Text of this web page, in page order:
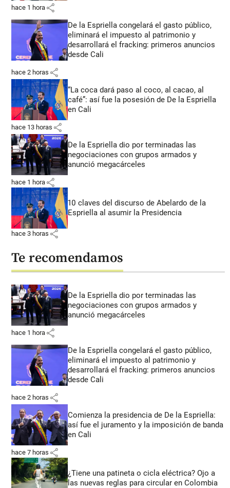
hace 1 hora share
De la Espriella congelará el gasto público,
eliminará el impuesto al patrimonio y
desarrollará el fracking: primeros anuncios
desde Cali
hace 2 horas share
“La coca dará paso al coco, al cacao, al
café”: así fue la posesión de De la Espriella
en Cali
hace 13 horas share
De la Espriella dio por terminadas las
negociaciones con grupos armados y
anunció megacárceles
hace 1 hora share
10 claves del discurso de Abelardo de la
Espriella al asumir la Presidencia
hace 3 horas share
Te recomendamos
De la Espriella dio por terminadas las
negociaciones con grupos armados y
anunció megacárceles
hace 1 hora share
De la Espriella congelará el gasto público,
eliminará el impuesto al patrimonio y
desarrollará el fracking: primeros anuncios
desde Cali
hace 2 horas share
Comienza la presidencia de De la Espriella:
así fue el juramento y la imposición de banda
en Cali
hace 7 horas share
¿Tiene una patineta o cicla eléctrica? Ojo a
las nuevas reglas para circular en Colombia